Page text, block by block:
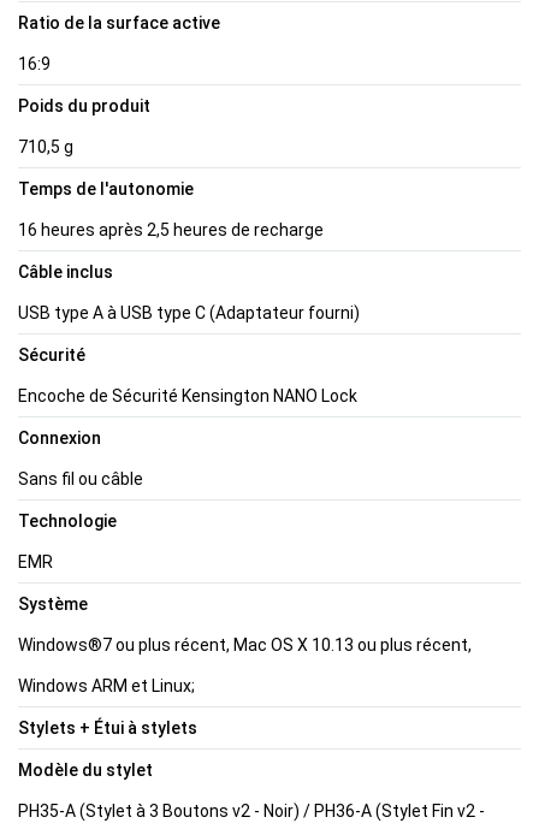
Ratio de la surface active
16:9
Poids du produit
710,5 g
Temps de l'autonomie
16 heures après 2,5 heures de recharge
Câble inclus
USB type A à USB type C (Adaptateur fourni)
Sécurité
Encoche de Sécurité Kensington NANO Lock
Connexion
Sans fil ou câble
Technologie
EMR
Système
Windows®7 ou plus récent, Mac OS X 10.13 ou plus récent,
Windows ARM et Linux;
Stylets + Étui à stylets
Modèle du stylet
PH35-A (Stylet à 3 Boutons v2 - Noir) / PH36-A (Stylet Fin v2 -